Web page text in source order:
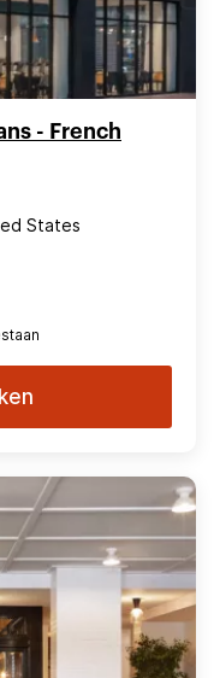
- French
States